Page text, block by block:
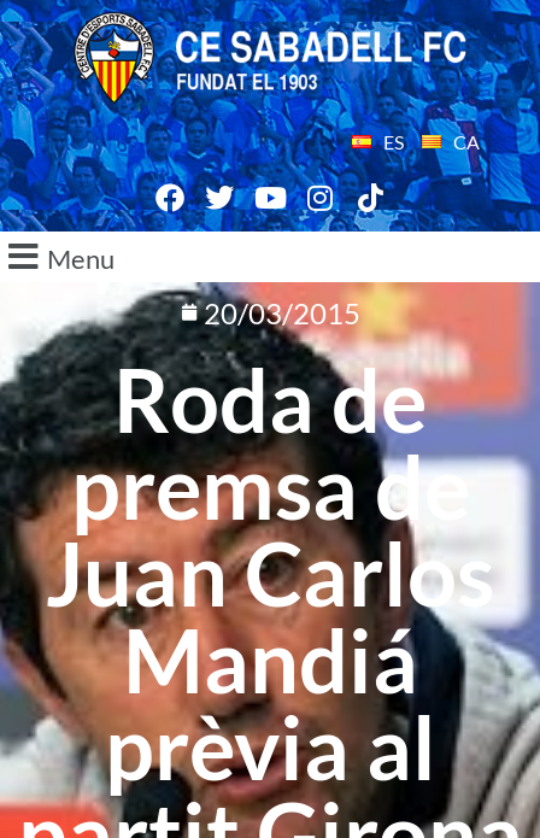
ES CA
Menu
20/03/2015
Roda de
premsa de
Juan Carlos
Mandiá
prèvia al